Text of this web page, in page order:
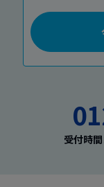
受付時